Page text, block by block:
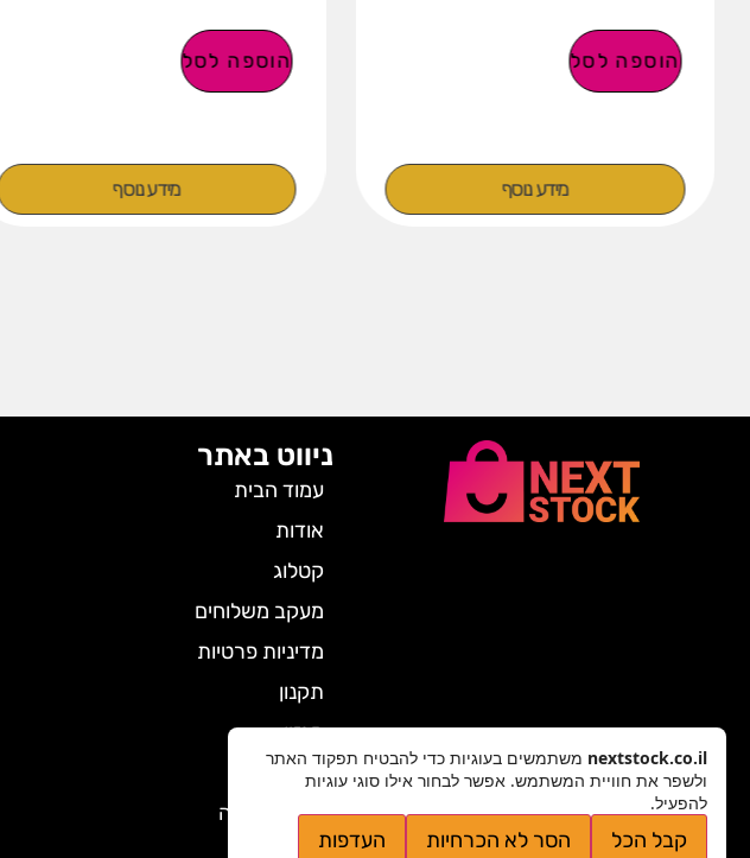
הוספה לסל
מידע נוסף
הוספה לסל
מידע נוסף
ניווט באתר
עמוד הבית
אודות
קטלוג
מעקב משלוחים
מדיניות פרטיות
תקנון
מגזין
צרו קשר
ביטול הזמנה
nextstock.co.il משתמשים בעוגיות כדי להבטיח תפקוד האתר
ולשפר את חוויית המשתמש. אפשר לבחור אילו סוגי עוגיות
להפעיל.
קבל הכל הסר לא הכרחיות העדפות